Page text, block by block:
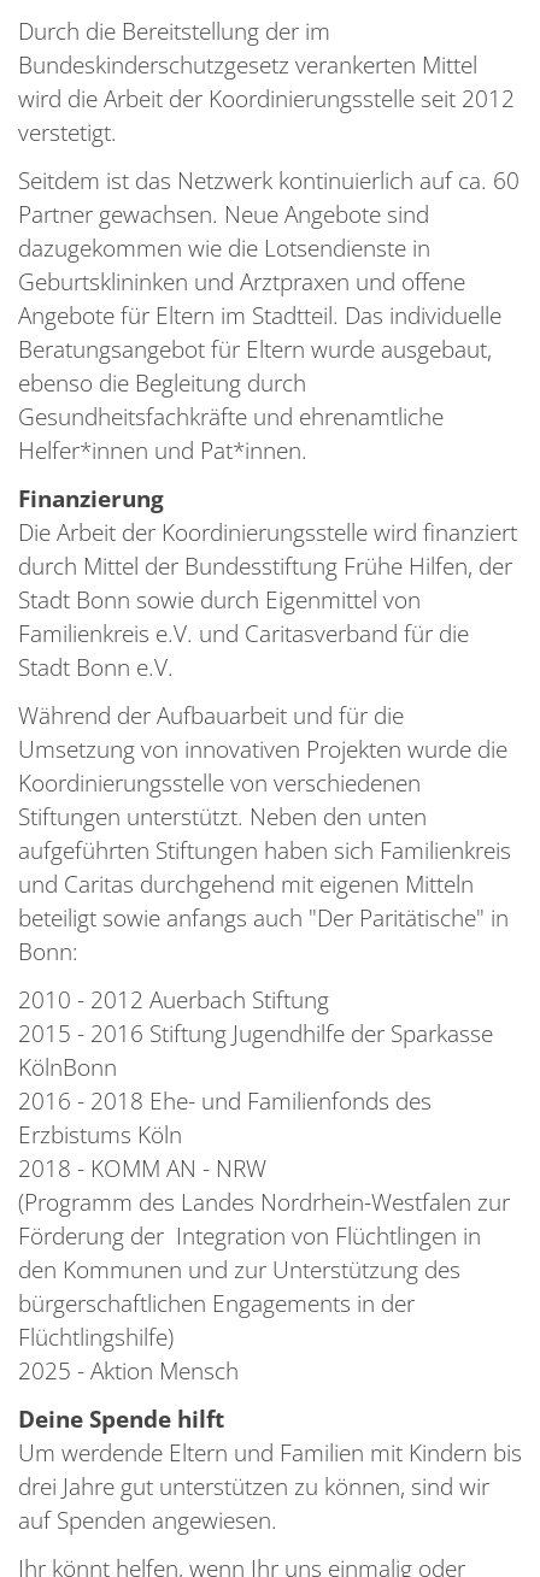
Durch die Bereitstellung der im
Bundeskinderschutzgesetz verankerten Mittel
wird die Arbeit der Koordinierungsstelle seit 2012
verstetigt.
Seitdem ist das Netzwerk kontinuierlich auf ca. 60
Partner gewachsen. Neue Angebote sind
dazugekommen wie die Lotsendienste in
Geburtsklininken und Arztpraxen und offene
Angebote für Eltern im Stadtteil. Das individuelle
Beratungsangebot für Eltern wurde ausgebaut,
ebenso die Begleitung durch
Gesundheitsfachkräfte und ehrenamtliche
Helfer*innen und Pat*innen.
Finanzierung
Die Arbeit der Koordinierungsstelle wird finanziert
durch Mittel der Bundesstiftung Frühe Hilfen, der
Stadt Bonn sowie durch Eigenmittel von
Familienkreis e.V. und Caritasverband für die
Stadt Bonn e.V.
Während der Aufbauarbeit und für die
Umsetzung von innovativen Projekten wurde die
Koordinierungsstelle von verschiedenen
Stiftungen unterstützt. Neben den unten
aufgeführten Stiftungen haben sich Familienkreis
und Caritas durchgehend mit eigenen Mitteln
beteiligt sowie anfangs auch "Der Paritätische" in
Bonn:
2010 - 2012 Auerbach Stiftung
2015 - 2016 Stiftung Jugendhilfe der Sparkasse
KölnBonn
2016 - 2018 Ehe- und Familienfonds des
Erzbistums Köln
2018 - KOMM AN - NRW
(Programm des Landes Nordrhein-Westfalen zur
Förderung der Integration von Flüchtlingen in
den Kommunen und zur Unterstützung des
bürgerschaftlichen Engagements in der
Flüchtlingshilfe)
2025 - Aktion Mensch
Deine Spende hilft
Um werdende Eltern und Familien mit Kindern bis
drei Jahre gut unterstützen zu können, sind wir
auf Spenden angewiesen.
Ihr könnt helfen, wenn Ihr uns einmalig oder